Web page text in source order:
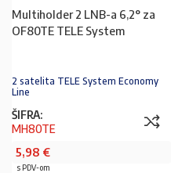
Multiholder 2 LNB-a 6,2° za
OF80TE TELE System
2 satelita TELE System Economy
Line
ŠIFRA:
MH80TE
5,98 €
s PDV-om